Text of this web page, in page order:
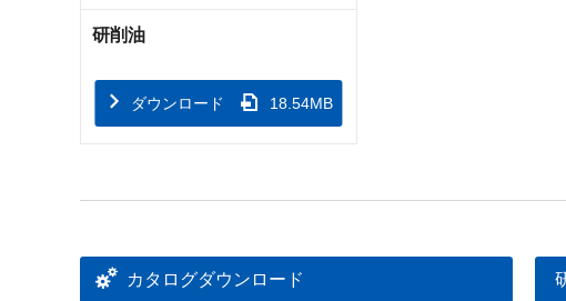
研削油
ダウンロード 18.54MB
カタログダウンロード